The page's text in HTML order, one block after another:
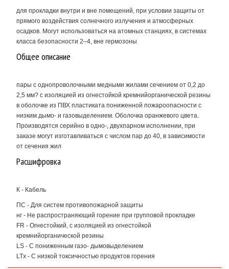
для прокладки внутри и вне помещений, при условии защиты от
прямого воздействия солнечного излучения и атмосферных
осадков. Могут использоваться на атомных станциях, в системах
класса безопасности 2–4, вне гермозоны
Общее описание
пары с однопроволочными медными жилами сечением от 0,2 до
2,5 мм? с изоляцией из огнестойкой кремнийорганической резины
в оболочке из ПВХ пластиката пониженной пожароопасности с
низким дымо- и газовыделением. Оболочка оранжевого цвета.
Производятся серийно в одно-, двухпарном исполнении, при
заказе могут изготавливаться с числом пар до 40, в зависимости
от сечения жил
Расшифровка
К - Кабель
ПС - Для систем противопожарной защиты
нг - Не распространяющий горение при групповой прокладке
FR - Огнестойкий, с изоляцией из огнестойкой
кремнийорганической резины
LS - С пониженным газо- дымовыделением
LTx - С низкой токсичностью продуктов горения